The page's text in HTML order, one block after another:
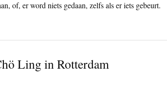
of, er word niets gedaan, zelfs als er iets gebeurt.
Ling in Rotterdam